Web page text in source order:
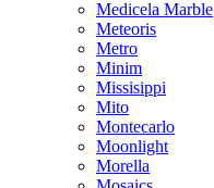
Medicela Marble
Meteoris
Metro
Minim
Missisippi
Mito
Montecarlo
Moonlight
Morella